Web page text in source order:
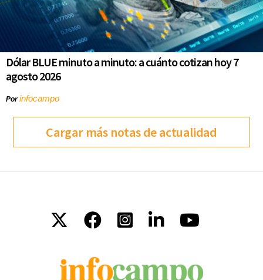
Dólar BLUE minuto a minuto: a cuánto cotizan hoy 7
agosto 2026
Porinfocampo
Cargar más notas de actualidad